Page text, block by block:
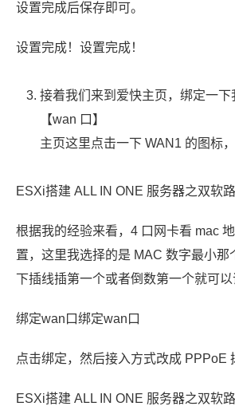
设置完成后保存即可。
设置完成！设置完成！
接着我们来到爱快主页，绑定一下
【wan 口】
主页这里点击一下 WAN1 的图标
ESXi搭建 ALL IN ONE 服务器之双软
根据我的经验来看，4 口网卡看 mac
置，这里我选择的是 MAC 数字最小那
下插线插第一个或者倒数第一个就可以
绑定wan口绑定wan口
点击绑定，然后接入方式改成 PPPoE
ESXi搭建 ALL IN ONE 服务器之双软